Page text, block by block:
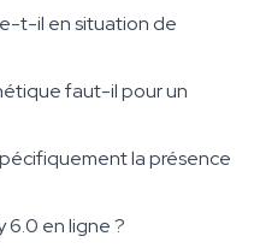
t-il en situation de
faut-il pour un
la présence
6.0 en ligne ?